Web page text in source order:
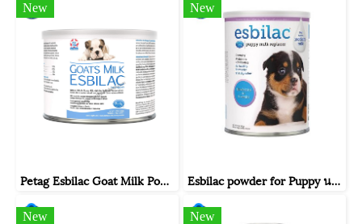
New
Petag Esbilac Goat Milk Powder นมแพะผง สำหรับลูกสุนัข 150g
New
Esbilac powder for Puppy นมผงลูกสุนัข แอสบิแลคชนิดผง ขนาด340g (12oz.)
New New